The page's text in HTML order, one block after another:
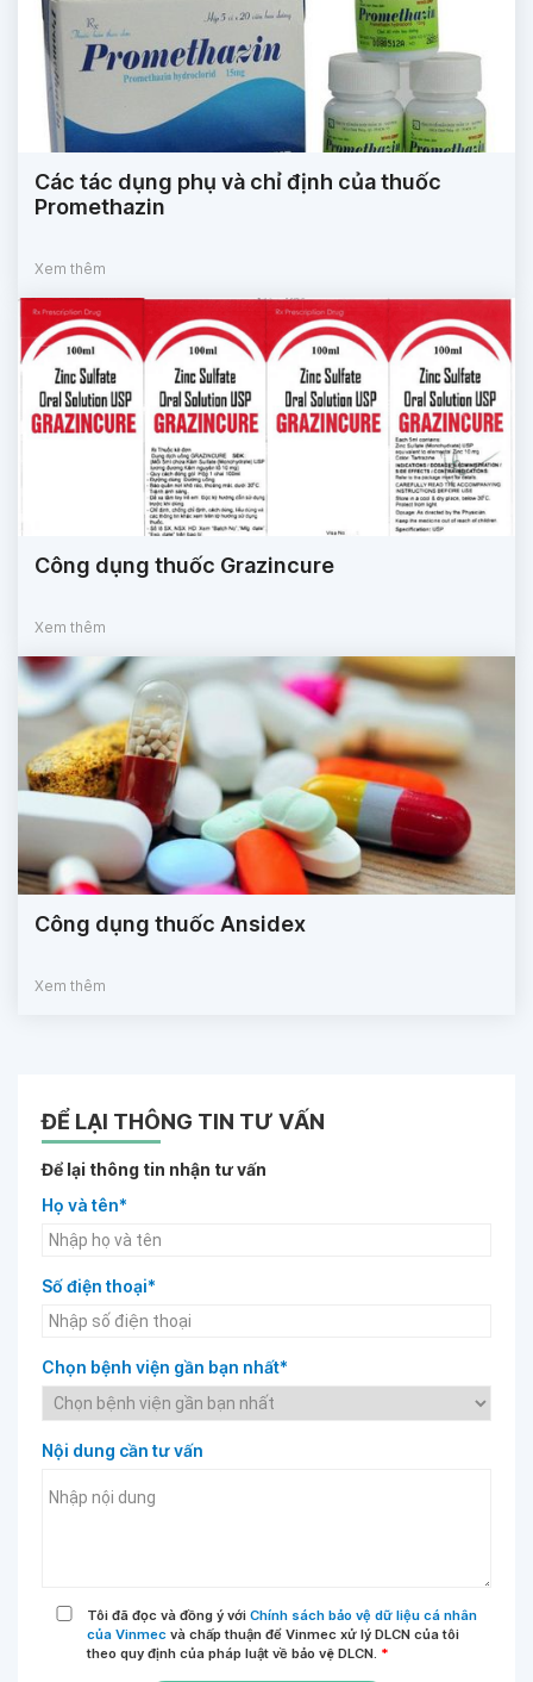
Các tác dụng phụ và chỉ định của thuốc
Promethazin
Xem thêm
Công dụng thuốc Grazincure
Xem thêm
Công dụng thuốc Ansidex
Xem thêm
ĐỂ LẠI THÔNG TIN TƯ VẤN
Để lại thông tin nhận tư vấn
Họ và tên*
Số điện thoại*
Chọn bệnh viện gần bạn nhất*
Nội dung cần tư vấn
Tôi đã đọc và đồng ý với Chính sách bảo vệ dữ liệu cá nhân
của Vinmec và chấp thuận để Vinmec xử lý DLCN của tôi
theo quy định của pháp luật về bảo vệ DLCN. *